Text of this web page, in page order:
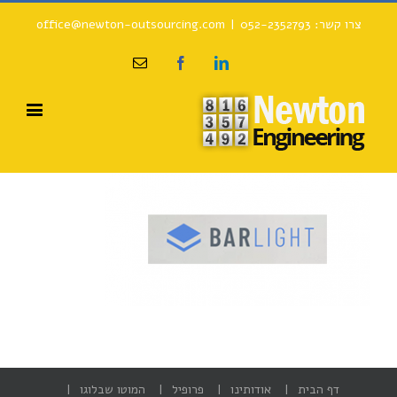
צרו קשר: 052-2352793 |
office@newton-outsourcing.com
Linkedin
Facebook
Email
דף הבית אודותינו פרופיל
המוטו שבלוגו